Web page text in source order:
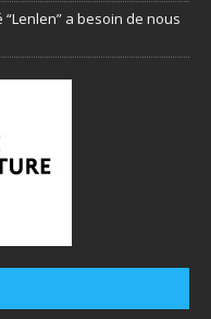
a besoin de nous